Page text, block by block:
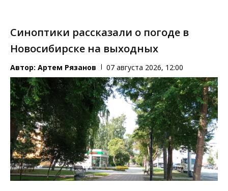
Синоптики рассказали о погоде в
Новосибирске на выходных
Автор: Артем Рязанов 07 августа 2026, 12:00